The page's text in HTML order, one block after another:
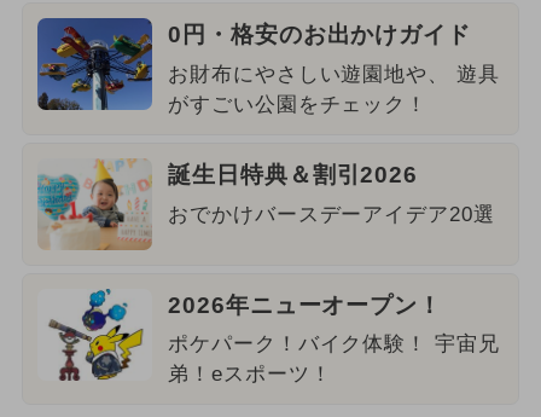
0円・格安のお出かけガイド
お財布にやさしい遊園地や、 遊具
がすごい公園をチェック！
誕生日特典＆割引2026
おでかけバースデーアイデア20選
2026年ニューオープン！
ポケパーク！バイク体験！ 宇宙兄
弟！eスポーツ！